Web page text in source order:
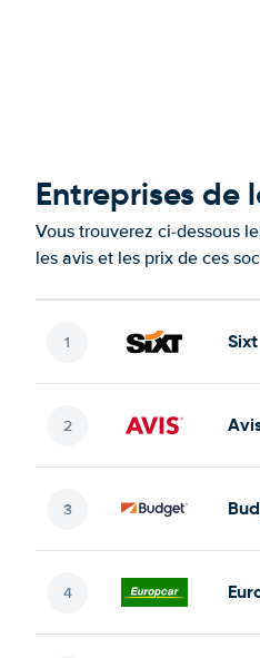
Entreprises de
Vous trouverez ci-dessous
les avis et les prix de ces
Sixt